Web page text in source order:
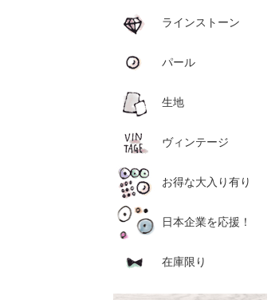
ラインストーン
パール
生地
ヴィンテージ
お得な大入り有り
日本企業を応援！
在庫限り